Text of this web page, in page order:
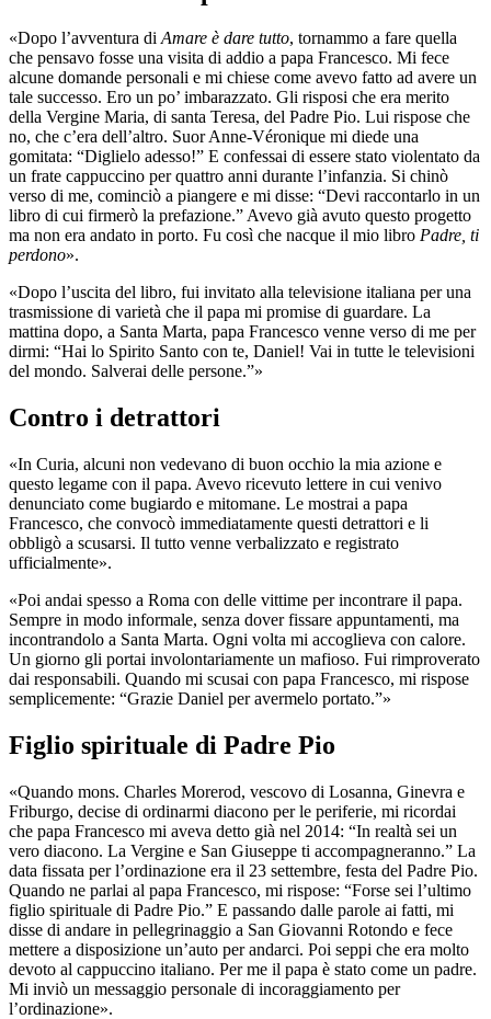
«Dopo l’avventura di Amare è dare tutto, tornammo a fare quella
che pensavo fosse una visita di addio a papa Francesco. Mi fece
alcune domande personali e mi chiese come avevo fatto ad avere un
tale successo. Ero un po’ imbarazzato. Gli risposi che era merito
della Vergine Maria, di santa Teresa, del Padre Pio. Lui rispose che
no, che c’era dell’altro. Suor Anne-Véronique mi diede una
gomitata: “Diglielo adesso!” E confessai di essere stato violentato da
un frate cappuccino per quattro anni durante l’infanzia. Si chinò
verso di me, cominciò a piangere e mi disse: “Devi raccontarlo in un
libro di cui firmerò la prefazione.” Avevo già avuto questo progetto
ma non era andato in porto. Fu così che nacque il mio libro Padre, ti
perdono».
«Dopo l’uscita del libro, fui invitato alla televisione italiana per una
trasmissione di varietà che il papa mi promise di guardare. La
mattina dopo, a Santa Marta, papa Francesco venne verso di me per
dirmi: “Hai lo Spirito Santo con te, Daniel! Vai in tutte le televisioni
del mondo. Salverai delle persone.”»
Contro i detrattori
«In Curia, alcuni non vedevano di buon occhio la mia azione e
questo legame con il papa. Avevo ricevuto lettere in cui venivo
denunciato come bugiardo e mitomane. Le mostrai a papa
Francesco, che convocò immediatamente questi detrattori e li
obbligò a scusarsi. Il tutto venne verbalizzato e registrato
ufficialmente».
«Poi andai spesso a Roma con delle vittime per incontrare il papa.
Sempre in modo informale, senza dover fissare appuntamenti, ma
incontrandolo a Santa Marta. Ogni volta mi accoglieva con calore.
Un giorno gli portai involontariamente un mafioso. Fui rimproverato
dai responsabili. Quando mi scusai con papa Francesco, mi rispose
semplicemente: “Grazie Daniel per avermelo portato.”»
Figlio spirituale di Padre Pio
«Quando mons. Charles Morerod, vescovo di Losanna, Ginevra e
Friburgo, decise di ordinarmi diacono per le periferie, mi ricordai
che papa Francesco mi aveva detto già nel 2014: “In realtà sei un
vero diacono. La Vergine e San Giuseppe ti accompagneranno.” La
data fissata per l’ordinazione era il 23 settembre, festa del Padre Pio.
Quando ne parlai al papa Francesco, mi rispose: “Forse sei l’ultimo
figlio spirituale di Padre Pio.” E passando dalle parole ai fatti, mi
disse di andare in pellegrinaggio a San Giovanni Rotondo e fece
mettere a disposizione un’auto per andarci. Poi seppi che era molto
devoto al cappuccino italiano. Per me il papa è stato come un padre.
Mi inviò un messaggio personale di incoraggiamento per
l’ordinazione».